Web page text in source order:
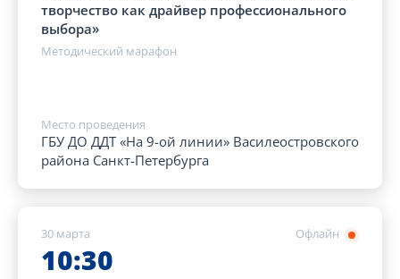
творчество как драйвер профессионального
выбора»
Методический марафон
Место проведения
ГБУ ДО ДДТ «На 9-ой линии» Василеостровского
района Санкт-Петербурга
Офлайн
30 марта
10:30